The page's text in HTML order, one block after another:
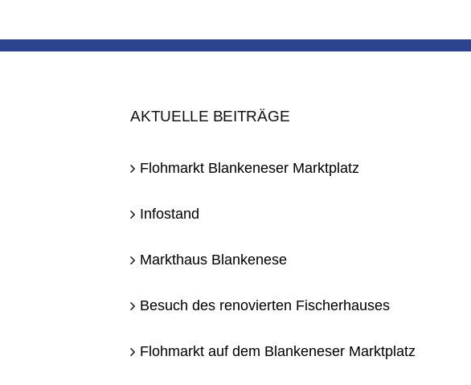
AKTUELLE BEITRÄGE
Flohmarkt Blankeneser Marktplatz
Infostand
Markthaus Blankenese
Besuch des renovierten Fischerhauses
Flohmarkt auf dem Blankeneser Marktplatz